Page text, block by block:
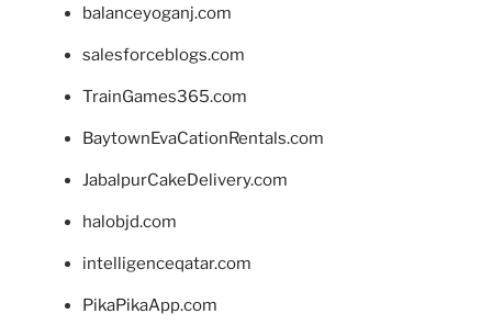
balanceyoganj.com
salesforceblogs.com
TrainGames365.com
BaytownEvaCationRentals.com
JabalpurCakeDelivery.com
halobjd.com
intelligenceqatar.com
PikaPikaApp.com